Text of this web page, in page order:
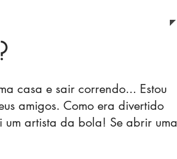
casa e sair correndo... Estou
amigos. Como era divertido
artista da bola! Se abrir uma